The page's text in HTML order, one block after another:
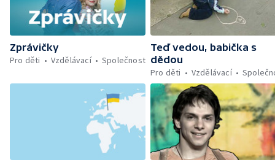
Zprávičky
Pro děti
Vzdělávací Společnost
Teď vedou, babička s
dědou
Pro děti
Vzdělávací